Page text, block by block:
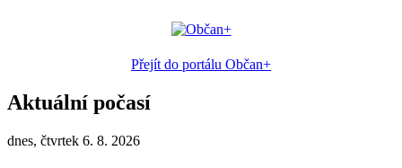
Přejít do portálu Občan+
Aktuální počasí
dnes, čtvrtek 6. 8. 2026